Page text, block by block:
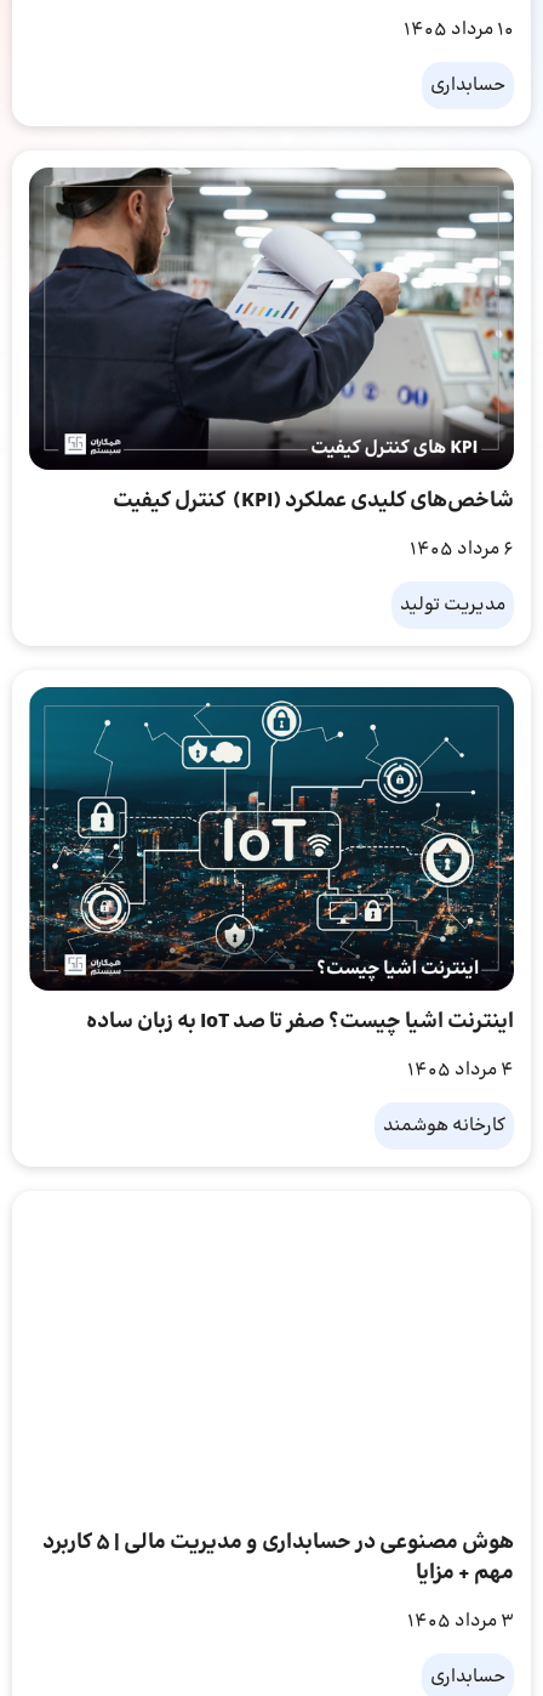
10 مرداد 1405
حسابداری
شاخص‌های کلیدی عملکرد (KPI) کنترل کیفیت
6 مرداد 1405
مدیریت تولید
اینترنت اشیا چیست؟ صفر تا صد IoT به زبان ساده
4 مرداد 1405
کارخانه هوشمند
هوش مصنوعی در حسابداری و مدیریت مالی | 5 کاربرد
مهم + مزایا
3 مرداد 1405
حسابداری